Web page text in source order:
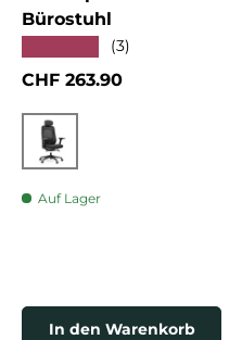
Bürostuhl
(3)
Normaler Preis
CHF 263.90
Schwarz
Auf Lager
In den Warenkorb